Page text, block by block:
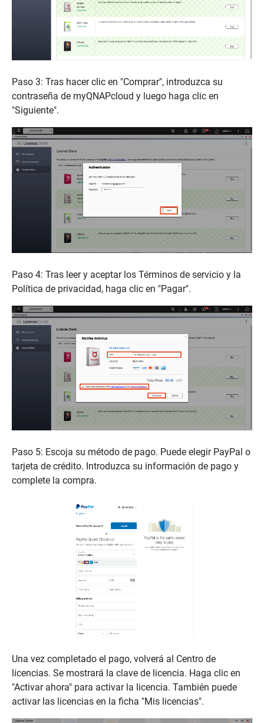
Paso 3: Tras hacer clic en "Comprar", introduzca su
contraseña de myQNAPcloud y luego haga clic en
"Siguiente".
Paso 4: Tras leer y aceptar los Términos de servicio y la
Política de privacidad, haga clic en "Pagar".
Paso 5: Escoja su método de pago. Puede elegir PayPal o
tarjeta de crédito. Introduzca su información de pago y
complete la compra.
Una vez completado el pago, volverá al Centro de
licencias. Se mostrará la clave de licencia. Haga clic en
"Activar ahora" para activar la licencia. También puede
activar las licencias en la ficha "Mis licencias".